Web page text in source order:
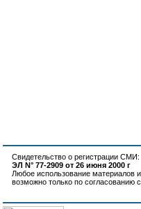
Свидетельство о регистрации СМИ:
ЭЛ N° 77-2909 от 26 июня 2000 г
Любое использование материалов
возможно только по согласованию